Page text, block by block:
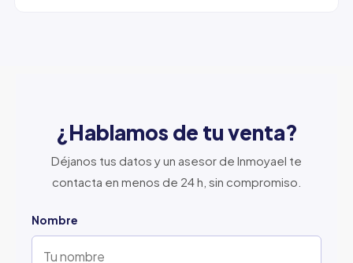
¿Hablamos de tu venta?
Déjanos tus datos y un asesor de Inmoyael te
contacta en menos de 24 h, sin compromiso.
Nombre